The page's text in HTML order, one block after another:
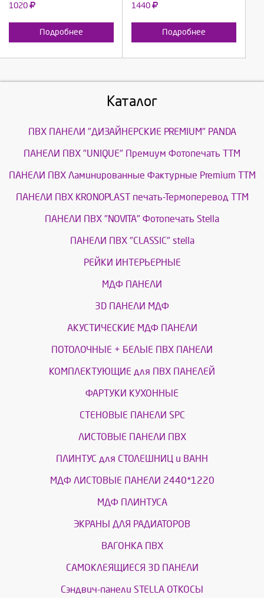
1020
Подробнее
1440
Подробнее
Каталог
ПВХ ПАНЕЛИ "ДИЗАЙНЕРСКИЕ PREMIUM" PANDA
ПАНЕЛИ ПВХ "UNIQUE" Премиум Фотопечать ТТМ
ПАНЕЛИ ПВХ Ламинированные Фактурные Premium ТТМ
ПАНЕЛИ ПВХ KRONOPLAST печать-Термоперевод ТТМ
ПАНЕЛИ ПВХ "NOVITA" Фотопечать Stella
ПАНЕЛИ ПВХ "CLASSIC" stella
РЕЙКИ ИНТЕРЬЕРНЫЕ
МДФ ПАНЕЛИ
3D ПАНЕЛИ МДФ
АКУСТИЧЕСКИЕ МДФ ПАНЕЛИ
ПОТОЛОЧНЫЕ + БЕЛЫЕ ПВХ ПАНЕЛИ
КОМПЛЕКТУЮЩИЕ для ПВХ ПАНЕЛЕЙ
ФАРТУКИ КУХОННЫЕ
СТЕНОВЫЕ ПАНЕЛИ SPC
ЛИСТОВЫЕ ПАНЕЛИ ПВХ
ПЛИНТУС для СТОЛЕШНИЦ и ВАНН
МДФ ЛИСТОВЫЕ ПАНЕЛИ 2440*1220
МДФ ПЛИНТУСА
ЭКРАНЫ ДЛЯ РАДИАТОРОВ
ВАГОНКА ПВХ
САМОКЛЕЯЩИЕСЯ 3D ПАНЕЛИ
Сэндвич-панели STELLA ОТКОСЫ